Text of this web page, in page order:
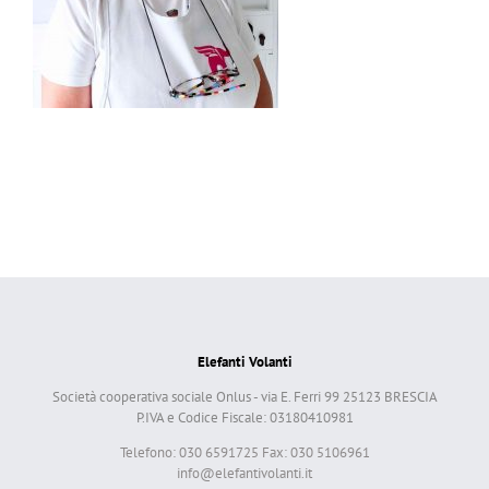
Elefanti Volanti
Società cooperativa sociale Onlus - via E. Ferri 99 25123 BRESCIA
P.IVA e Codice Fiscale: 03180410981
Telefono: 030 6591725 Fax: 030 5106961
info@elefantivolanti.it